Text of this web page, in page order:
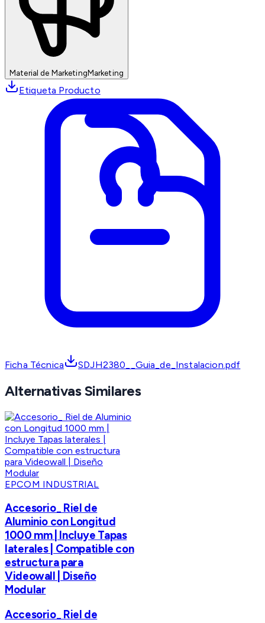
Material de MarketingMarketing
Etiqueta Producto
Ficha Técnica SDJH2380__Guia_de_Instalacion.pdf
Alternativas Similares
EPCOM INDUSTRIAL
Accesorio_ Riel de
Aluminio con Longitud
1000 mm | Incluye Tapas
laterales | Compatible con
estructura para
Videowall | Diseño
Modular
Accesorio_ Riel de